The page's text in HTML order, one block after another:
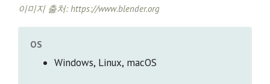
이미지 출처: https://www.blender.org
OS
Windows, Linux, macOS